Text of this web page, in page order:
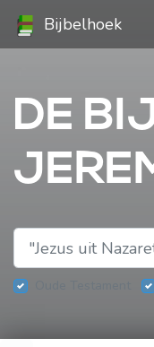
Bijbelhoek
DE